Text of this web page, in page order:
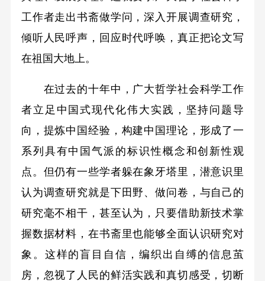
工作者走出书斋做学问，深入开展调查研究，
倾听人民呼声，回应时代呼唤，真正把论文写
在祖国大地上。
在过去的十年中，广大哲学社会科学工作
者立足中国式现代化伟大实践，坚持问题导
向，提炼中国经验，构建中国理论，形成了一
系列具有中国气派的标识性概念和创新性观
点。但仍有一些学者躲在象牙塔里，潜意识里
认为调查研究就是下田野、做问卷，与自己的
研究毫不相干，甚至认为，只要借助新技术掌
握数据材料，在书斋里也能够全面认识研究对
象。这样的盲目自信，编织出自缚的信息茧
房，忽视了人民的鲜活实践和真切感受，切断